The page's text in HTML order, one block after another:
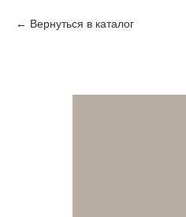
Вернуться в каталог